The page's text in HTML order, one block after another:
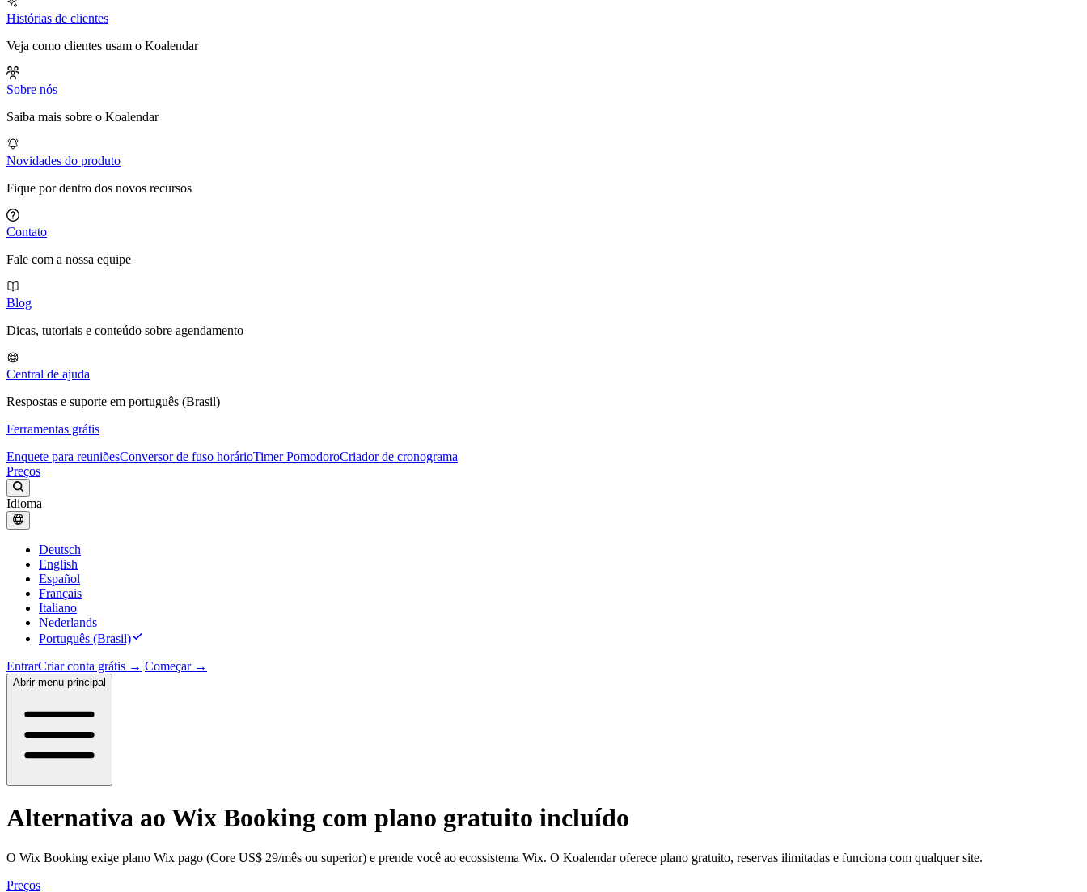
Histórias de clientes
Veja como clientes usam o Koalendar
Sobre nós
Saiba mais sobre o Koalendar
Novidades do produto
Fique por dentro dos novos recursos
Contato
Fale com a nossa equipe
Blog
Dicas, tutoriais e conteúdo sobre agendamento
Central de ajuda
Respostas e suporte em português (Brasil)
Ferramentas grátis
Enquete para reuniõesConversor de fuso horárioTimer PomodoroCriador de cronograma
Preços
Idioma
Deutsch
English
Español
Français
Italiano
Nederlands
Português (Brasil)
EntrarCriar conta grátis → Começar →
Abrir menu principal
Alternativa ao Wix Booking com plano gratuito incluído
O Wix Booking exige plano Wix pago (Core US$ 29/mês ou superior) e prende você ao ecossistema Wix. O Koalendar oferece plano gratuito, reservas ilimitadas e funciona com qualquer site.
Preços